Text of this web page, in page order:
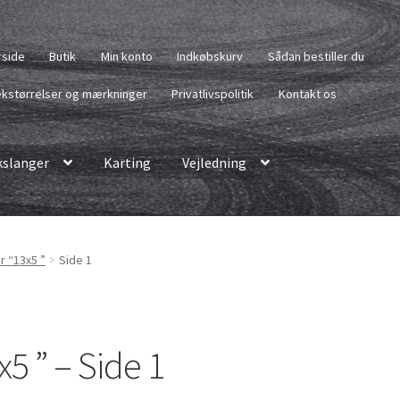
Butik Min konto Indkøbskurv Sådan bestiller du
og mærkninger Privatlivspolitik Kontakt os
Karting
Vejledning
” Side 1
” – Side 1